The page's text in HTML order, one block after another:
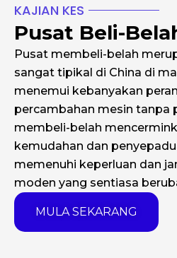
KAJIAN KES
Pusat Beli-
Pusat membeli-belah
sangat tipikal di China di
menemui kebanyakan
percambahan mesin tanpa
membeli-belah
kemudahan dan
memenuhi keperluan dan
moden yang sentiasa
MULA SEKARANG